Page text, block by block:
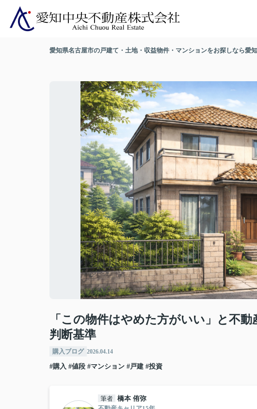
愛知県名古屋市の戸建て・土地・収益物件・マンションをお探しなら愛
「この物件はやめた方がいい」と不
判断基準
購入ブログ 2026.04.14
#購入 #値段 #マンション #戸建 #投資
筆者 橋本 侑弥